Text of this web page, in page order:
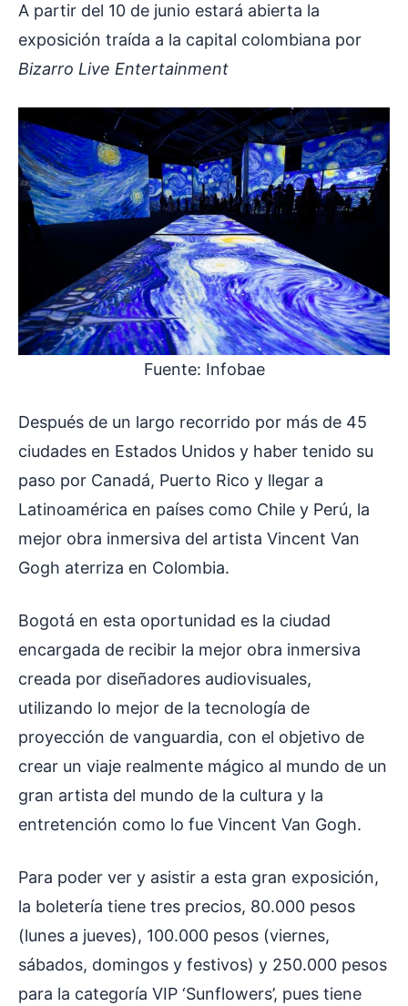
A partir del 10 de junio estará abierta la
exposición traída a la capital colombiana por
Bizarro Live Entertainment
Fuente: Infobae
Después de un largo recorrido por más de 45
ciudades en Estados Unidos y haber tenido su
paso por Canadá, Puerto Rico y llegar a
Latinoamérica en países como Chile y Perú, la
mejor obra inmersiva del artista Vincent Van
Gogh aterriza en Colombia.
Bogotá en esta oportunidad es la ciudad
encargada de recibir la mejor obra inmersiva
creada por diseñadores audiovisuales,
utilizando lo mejor de la tecnología de
proyección de vanguardia, con el objetivo de
crear un viaje realmente mágico al mundo de un
gran artista del mundo de la cultura y la
entretención como lo fue Vincent Van Gogh.
Para poder ver y asistir a esta gran exposición,
la boletería tiene tres precios, 80.000 pesos
(lunes a jueves), 100.000 pesos (viernes,
sábados, domingos y festivos) y 250.000 pesos
para la categoría VIP ‘Sunflowers’, pues tiene